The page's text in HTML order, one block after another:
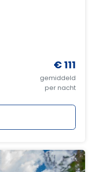
€ 111
gemiddeld
per nacht